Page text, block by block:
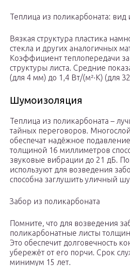
Теплица из поликарбоната: вид
Вязкая структура пластика
стекла и других аналогичных
Коэффициент теплопередачи
структуры листа. Средние
(для 4 мм) до 1,4 Вт/(м²·К) (для
Шумоизоляция
Теплица из поликарбоната –
тайных переговоров.
обеспечат надёжное
толщиной 16 миллиметров
звуковые вибрации до 21 дБ.
используют для возведения
способна заглушить уличный
Забор из поликарбоната
Помните, что для возведения
поликарбонатные листы
Это обеспечит долговечность
убережёт от его порчи. Срок
минимум 15 лет.